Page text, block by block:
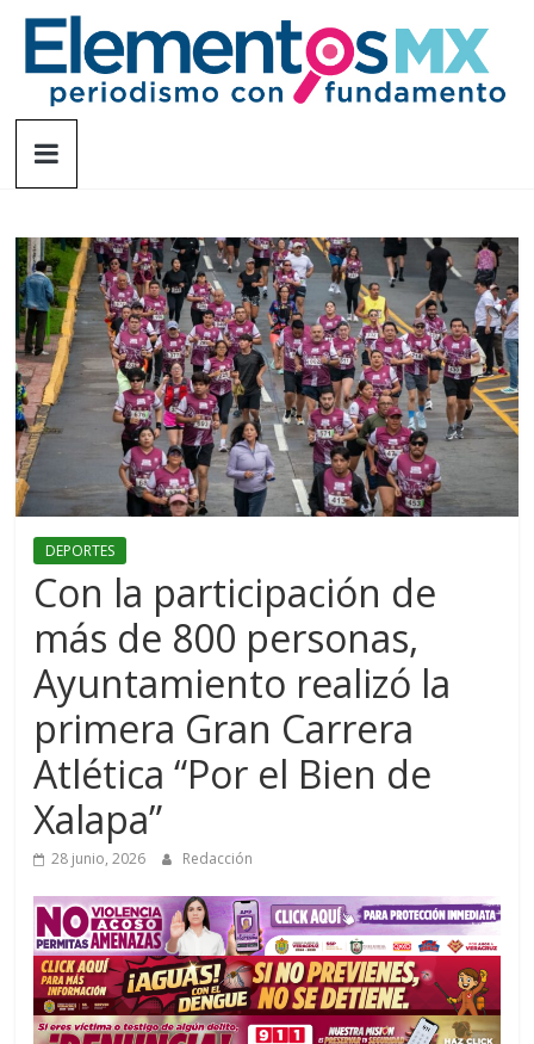
Saltar
contenido
Elementosmx
fundamento
DEPORTES
Con la participación de
más de 800 personas,
Ayuntamiento realizó la
primera Gran Carrera
Atlética “Por el Bien de
Xalapa”
28 junio, 2026 Redacción